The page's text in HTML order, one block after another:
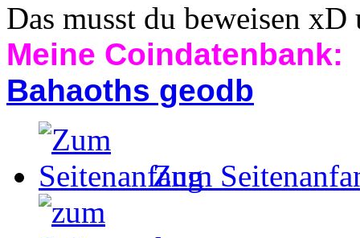
Das musst du beweisen
Meine Coindatenbank:
Bahaoths geodb
Zum